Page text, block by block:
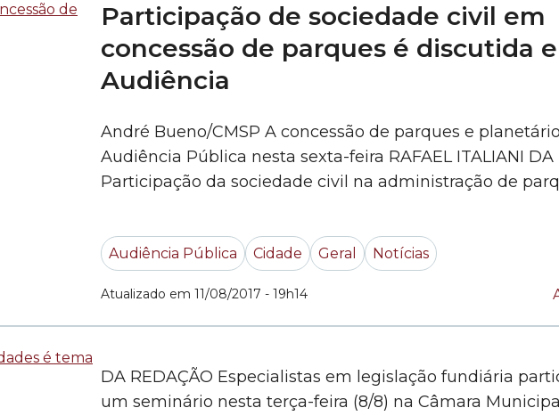
Participação de sociedade civil em
concessão de parques é discutida
Audiência
André Bueno/CMSP A concessão de parques e
Audiência Pública nesta sexta-feira RAFAEL ITALIANI DA
Participação da sociedade civil na administração de
recursos para a Prefeitura. E o mais importante:
cidade e seus 11 milhões de... »
Audiência Pública Cidade Geral Notícias
Atualizado em 11/08/2017 - 19h14
DA REDAÇÃO Especialistas em legislação fundiária
um seminário nesta terça-feira (8/8) na Câmara